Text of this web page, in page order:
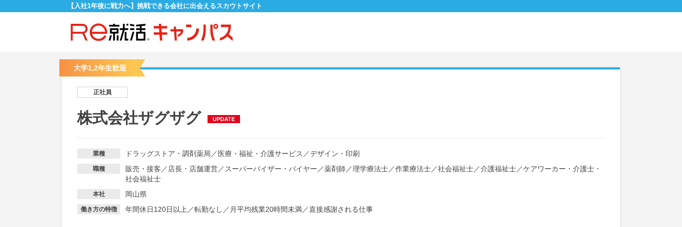
【入社1年後に戦力へ】挑戦できる会社に出会えるスカウトサイト
大学1,2年生歓迎
正社員
株式会社ザグザグ UPDATE
業種 ドラッグストア・調剤薬局 ／ 医療・福祉・介護サービス ／デザイン・印刷
職種 販売・接客 ／ 店長・店舗運営／ スーパーバイザー・バイヤー ／薬剤師 ／理学療法士／作業療法士／社会福祉士／介護福祉士／ケアワーカー・介護士・
社会福祉士
本社 岡山県
働き方の特徴 年間休日120日以上 ／転勤なし ／ 月平均残業20時間未満／直接感謝される仕事